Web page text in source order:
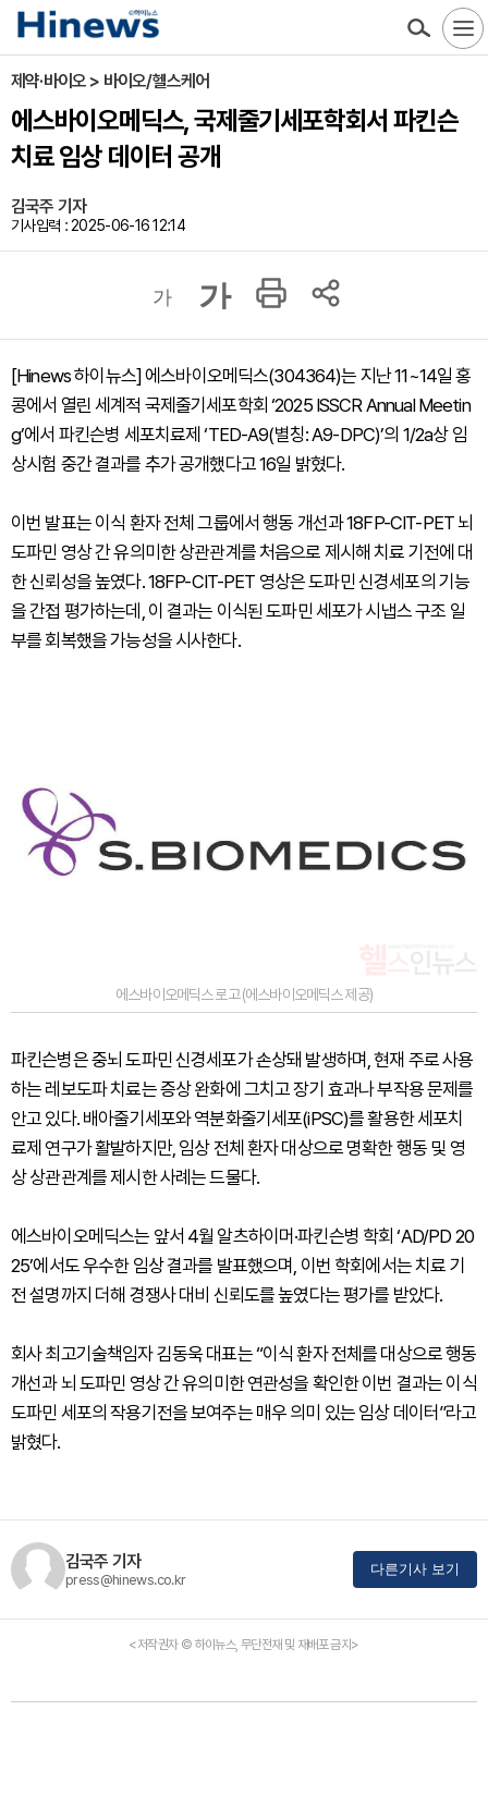
제약·바이오 > 바이오/헬스케어
에스바이오메딕스, 국제줄기세포학회서 파킨슨
치료 임상 데이터 공개
김국주 기자
기사입력 : 2025-06-16 12:14
가 가
[Hinews 하이뉴스] 에스바이오메딕스(304364)는 지난 11~14일 홍
콩에서 열린 세계적 국제줄기세포학회 ‘2025 ISSCR Annual Meetin
g’에서 파킨슨병 세포치료제 ‘TED-A9(별칭: A9-DPC)’의 1/2a상 임
상시험 중간 결과를 추가 공개했다고 16일 밝혔다.
이번 발표는 이식 환자 전체 그룹에서 행동 개선과 18FP-CIT-PET 뇌
도파민 영상 간 유의미한 상관관계를 처음으로 제시해 치료 기전에 대
한 신뢰성을 높였다. 18FP-CIT-PET 영상은 도파민 신경세포의 기능
을 간접 평가하는데, 이 결과는 이식된 도파민 세포가 시냅스 구조 일
부를 회복했을 가능성을 시사한다.
에스바이오메딕스 로고 (에스바이오메딕스 제공)
파킨슨병은 중뇌 도파민 신경세포가 손상돼 발생하며, 현재 주로 사용
하는 레보도파 치료는 증상 완화에 그치고 장기 효과나 부작용 문제를
안고 있다. 배아줄기세포와 역분화줄기세포(iPSC)를 활용한 세포치
료제 연구가 활발하지만, 임상 전체 환자 대상으로 명확한 행동 및 영
상 상관관계를 제시한 사례는 드물다.
에스바이오메딕스는 앞서 4월 알츠하이머·파킨슨병 학회 ‘AD/PD 20
25’에서도 우수한 임상 결과를 발표했으며, 이번 학회에서는 치료 기
전 설명까지 더해 경쟁사 대비 신뢰도를 높였다는 평가를 받았다.
회사 최고기술책임자 김동욱 대표는 “이식 환자 전체를 대상으로 행동
개선과 뇌 도파민 영상 간 유의미한 연관성을 확인한 이번 결과는 이식
도파민 세포의 작용기전을 보여주는 매우 의미 있는 임상 데이터”라고
밝혔다.
김국주 기자
press@hinews.co.kr
다른기사 보기
<저작권자 © 하이뉴스, 무단전재 및 재배포 금지>